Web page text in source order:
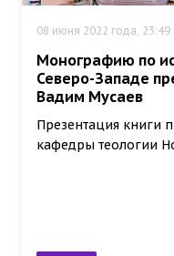
08 июня 2022 года, 23:49
Монографию по
Северо-Западе
Вадим Мусаев
Презентация книги
кафедры теологии